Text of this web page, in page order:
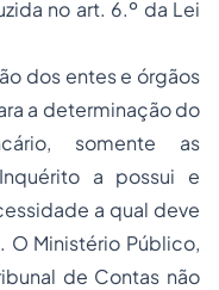
no art. 6.º da Lei
dos entes e órgãos
a determinação do
somente as
a possui e
a qual deve
O Ministério Público,
de Contas não